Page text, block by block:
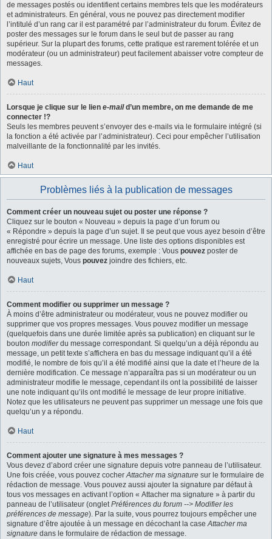
de messages postés ou identifient certains membres tels que les modérateurs
et administrateurs. En général, vous ne pouvez pas directement modifier
l’intitulé d’un rang car il est paramétré par l’administrateur du forum. Évitez de
poster des messages sur le forum dans le seul but de passer au rang
supérieur. Sur la plupart des forums, cette pratique est rarement tolérée et un
modérateur (ou un administrateur) peut facilement abaisser votre compteur de
messages.
Haut
Lorsque je clique sur le lien e-maild’un membre, on me demande de me
connecter !?
Seuls les membres peuvent s’envoyer des e-mails via le formulaire intégré (si
la fonction a été activée par l’administrateur). Ceci pour empêcher l’utilisation
malveillante de la fonctionnalité par les invités.
Haut
Problèmes liés à la publication de messages
Comment créer un nouveau sujet ou poster une réponse ?
Cliquez sur le bouton « Nouveau » depuis la page d’un forum ou
« Répondre » depuis la page d’un sujet. Il se peut que vous ayez besoin d’être
enregistré pour écrire un message. Une liste des options disponibles est
affichée en bas de page des forums, exemple : Vous pouvez poster de
nouveaux sujets, Vous pouvez joindre des fichiers, etc.
Haut
Comment modifier ou supprimer un message ?
À moins d’être administrateur ou modérateur, vous ne pouvez modifier ou
supprimer que vos propres messages. Vous pouvez modifier un message
(quelquefois dans une durée limitée après sa publication) en cliquant sur le
bouton modifierdu message correspondant. Si quelqu’un a déjà répondu au
message, un petit texte s’affichera en bas du message indiquant qu’il a été
modifié, le nombre de fois qu’il a été modifié ainsi que la date et l’heure de la
dernière modification. Ce message n’apparaîtra pas si un modérateur ou un
administrateur modifie le message, cependant ils ont la possibilité de laisser
une note indiquant qu’ils ont modifié le message de leur propre initiative.
Notez que les utilisateurs ne peuvent pas supprimer un message une fois que
quelqu’un y a répondu.
Haut
Comment ajouter une signature à mes messages ?
Vous devez d’abord créer une signature depuis votre panneau de l’utilisateur.
Une fois créée, vous pouvez cocherAttacher ma signature sur le formulaire de
rédaction de message. Vous pouvez aussi ajouter la signature par défaut à
tous vos messages en activant l’option « Attacher ma signature » à partir du
panneau de l’utilisateur (ongletPréférences du forum --> Modifier les
préférences de message). Par la suite, vous pourrez toujours empêcher une
signature d’être ajoutée à un message en décochant la caseAttacher ma
signature dans le formulaire de rédaction de message.